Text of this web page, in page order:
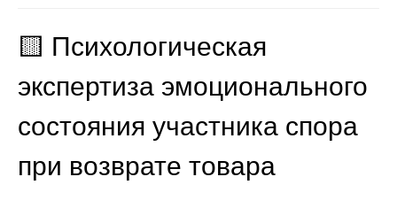
🟨 Психологическая
экспертиза эмоционального
состояния участника спора
при возврате товара